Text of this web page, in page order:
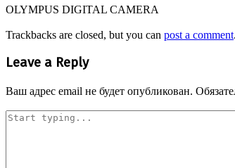
OLYMPUS DIGITAL CAMERA
Trackbacks are closed, but you can post a comment.
Leave a Reply
Ваш адрес email не будет опубликован.